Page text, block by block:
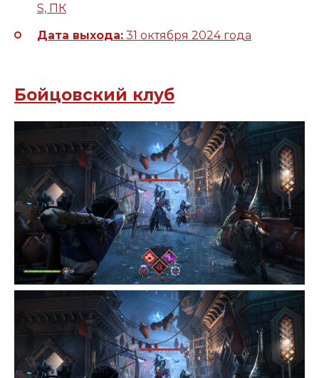
S, ПК
Дата выхода: 31 октября 2024 года
Бойцовский клуб